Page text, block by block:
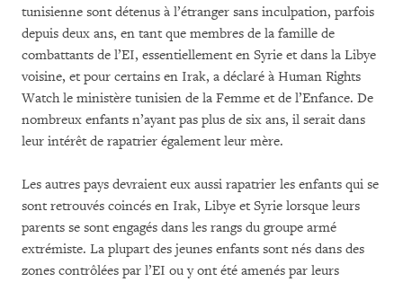
tunisienne sont détenus à l’étranger sans inculpation, parfois
depuis deux ans, en tant que membres de la famille de
combattants de l’EI, essentiellement en Syrie et dans la Libye
voisine, et pour certains en Irak, a déclaré à Human Rights
Watch le ministère tunisien de la Femme et de l’Enfance. De
nombreux enfants n’ayant pas plus de six ans, il serait dans
leur intérêt de rapatrier également leur mère.
Les autres pays devraient eux aussi rapatrier les enfants qui se
sont retrouvés coincés en Irak, Libye et Syrie lorsque leurs
parents se sont engagés dans les rangs du groupe armé
extrémiste. La plupart des jeunes enfants sont nés dans des
zones contrôlées par l’EI ou y ont été amenés par leurs